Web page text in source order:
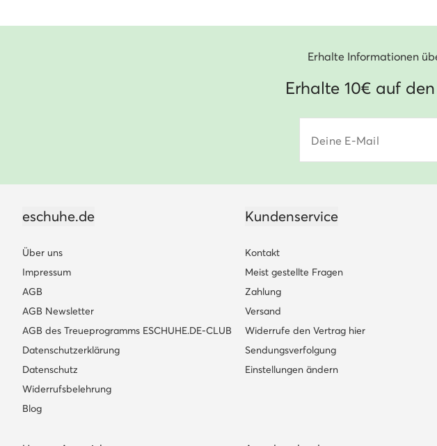
Erhalte Informationen
Erhalte 10€ auf
Deine E-Mail
eschuhe.de
Über uns
Impressum
AGB
AGB Newsletter
AGB des Treueprogramms ESCHUHE.DE-CLUB
Datenschutzerklärung
Datenschutz
Widerrufsbelehrung
Blog
Kundenservice
Kontakt
Meist gestellte Fragen
Zahlung
Versand
Widerrufe den Vertrag hier
Sendungsverfolgung
Einstellungen ändern